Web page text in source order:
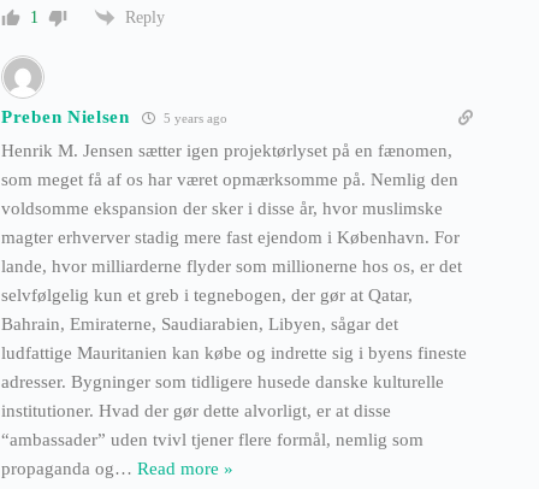
1 Reply
Preben Nielsen 5 years ago
Henrik M. Jensen sætter igen projektørlyset på en fænomen,
som meget få af os har været opmærksomme på. Nemlig den
voldsomme ekspansion der sker i disse år, hvor muslimske
magter erhverver stadig mere fast ejendom i København. For
lande, hvor milliarderne flyder som millionerne hos os, er det
selvfølgelig kun et greb i tegnebogen, der gør at Qatar,
Bahrain, Emiraterne, Saudiarabien, Libyen, sågar det
ludfattige Mauritanien kan købe og indrette sig i byens fineste
adresser. Bygninger som tidligere husede danske kulturelle
institutioner. Hvad der gør dette alvorligt, er at disse
“ambassader” uden tvivl tjener flere formål, nemlig som
propaganda og… Read more »